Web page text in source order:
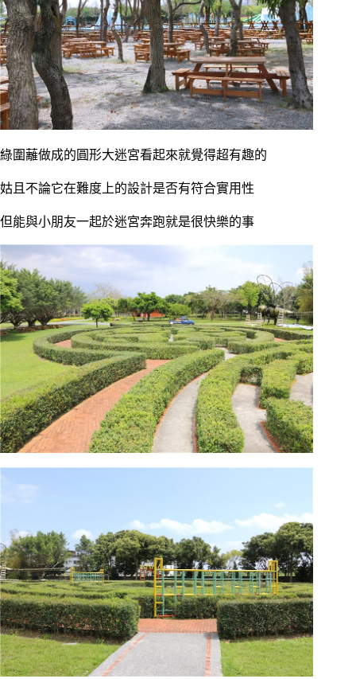
綠圍蘺做成的圓形大迷宮看起來就覺得超有趣的
姑且不論它在難度上的設計是否有符合實用性
但能與小朋友一起於迷宮奔跑就是很快樂的事